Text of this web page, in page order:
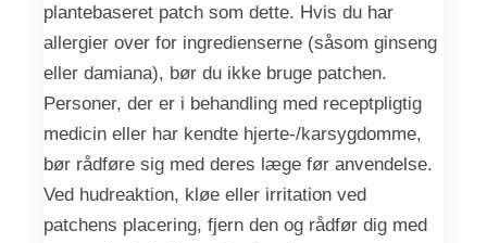
plantebaseret patch som dette. Hvis du har
allergier over for ingredienserne (såsom ginseng
eller damiana), bør du ikke bruge patchen.
Personer, der er i behandling med receptpligtig
medicin eller har kendte hjerte-/karsygdomme,
bør rådføre sig med deres læge før anvendelse.
Ved hudreaktion, kløe eller irritation ved
patchens placering, fjern den og rådfør dig med